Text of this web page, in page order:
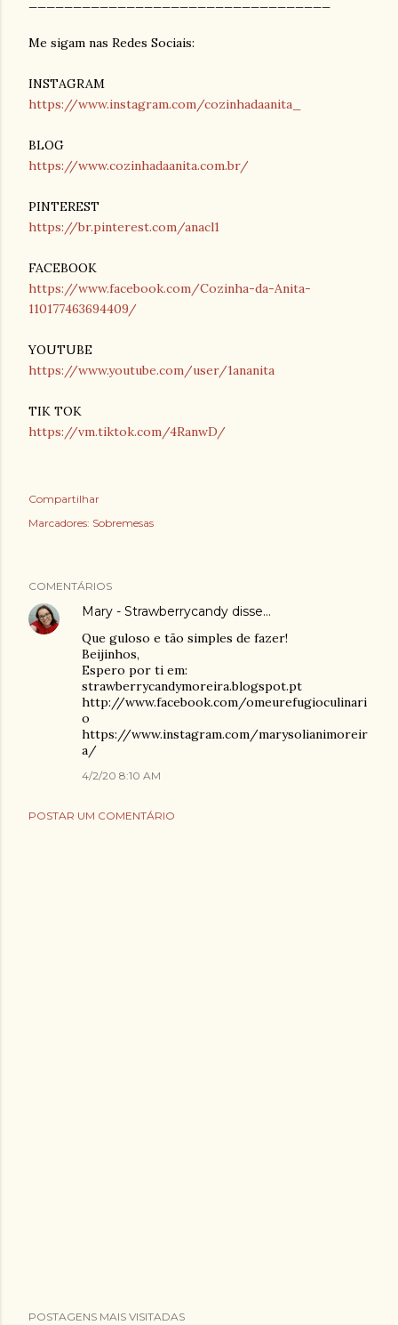
Me sigam nas Redes Sociais:
INSTAGRAM
https://www.instagram.com/cozinhadaanita_
BLOG
https://www.cozinhadaanita.com.br/
PINTEREST
https://br.pinterest.com/anacl1
FACEBOOK
https://www.facebook.com/Cozinha-da-Anita-
110177463694409/
YOUTUBE
https://www.youtube.com/user/1ananita
TIK TOK
https://vm.tiktok.com/4RanwD/
Compartilhar
Marcadores: Sobremesas
COMENTÁRIOS
Mary - Strawberrycandy disse…
Que guloso e tão simples de fazer!
Beijinhos,
Espero por ti em:
strawberrycandymoreira.blogspot.pt
http://www.facebook.com/omeurefugioculinari
o
https://www.instagram.com/marysolianimoreir
a/
4/2/20 8:10 AM
POSTAR UM COMENTÁRIO
POSTAGENS MAIS VISITADAS